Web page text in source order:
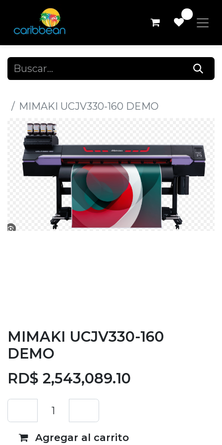
MIMAKI UCJV330-160 DEMO
MIMAKI UCJV330-160
DEMO
RD$ 2,543,089.10
Agregar al carrito